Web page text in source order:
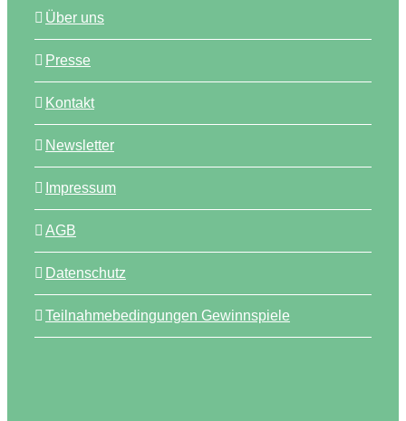
Über uns
Presse
Kontakt
Newsletter
Impressum
AGB
Datenschutz
Teilnahmebedingungen Gewinnspiele